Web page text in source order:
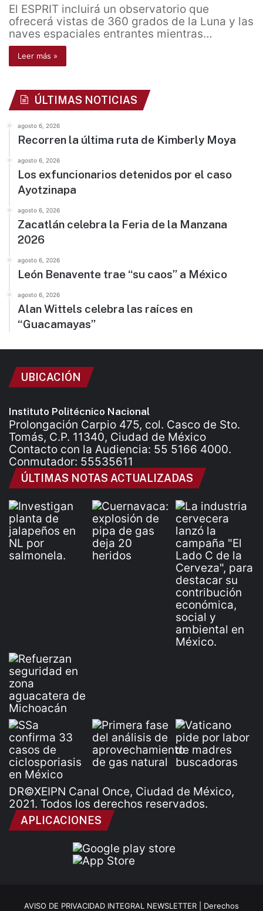
El ESPRIT incluirá un observatorio que
ofrecerá vistas de 360 grados de la Luna y las
naves espaciales entrantes mientras…
Leer más »
ÚLTIMAS NOTICIAS
agosto 6, 2026
Recorren la última ruta de Kimberly Moya
agosto 6, 2026
Los exfuncionarios detenidos por el caso
Ayotzinapa
agosto 6, 2026
Zacatlán celebra la Feria de la Manzana
2026
agosto 6, 2026
León Benavente trae “su caos” a México
agosto 6, 2026
Alan Wittels celebra las raíces en
“Guacamayas”
UBICACIÓN
Instituto Politécnico Nacional
Prolongación Carpio 475, col. Casco de Sto.
Tomás, C.P. 11340, Ciudad de México
Contacto con la Audiencia: 55 5166 4000.
Conmutador: 55535611
ÚLTIMAS NOTAS ACTUALIZADAS
DR©XEIPN Canal Once, Ciudad de México,
2021. Todos los derechos reservados.
APLICACIONES
AVISO DE PRIVACIDAD INTEGRAL NEWSLETTER | Derechos